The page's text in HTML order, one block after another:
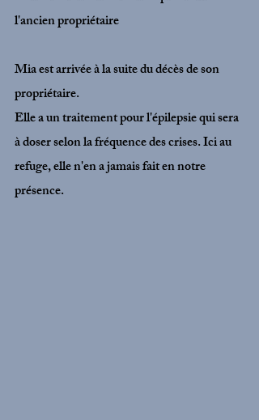
l'ancien propriétaire
Mia est arrivée à la suite du décès de son
propriétaire.
Elle a un traitement pour l'épilepsie qui sera
à doser selon la fréquence des crises. Ici au
refuge, elle n'en a jamais fait en notre
présence.